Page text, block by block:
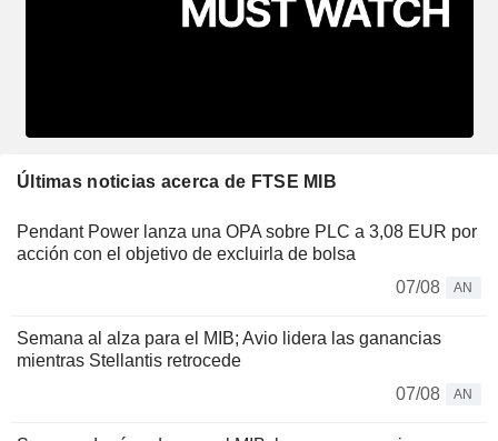
Últimas noticias acerca de FTSE MIB
Pendant Power lanza una OPA sobre PLC a 3,08 EUR por
acción con el objetivo de excluirla de bolsa
07/08
AN
Semana al alza para el MIB; Avio lidera las ganancias
mientras Stellantis retrocede
07/08
AN